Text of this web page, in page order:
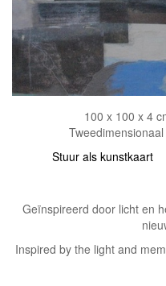
100 x 100 x 4
Stuur als kunstkaart
Geïnspireerd door licht en
Inspired by the light and